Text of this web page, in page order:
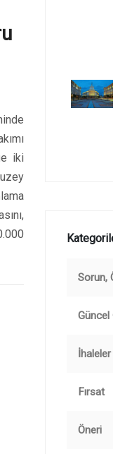
iki
Sorun,
Güncel
İhaleler
Fırsat
Öneri